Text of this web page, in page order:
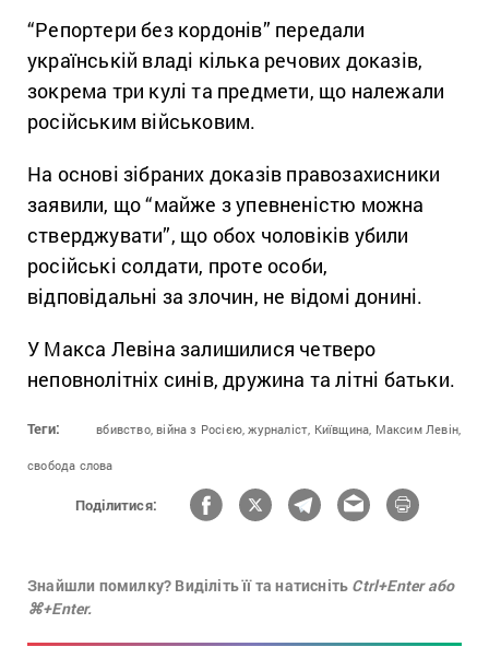
“Репортери без кордонів” передали
українській владі кілька речових доказів,
зокрема три кулі та предмети, що належали
російським військовим.
На основі зібраних доказів правозахисники
заявили, що “майже з упевненістю можна
стверджувати”, що обох чоловіків убили
російські солдати, проте особи,
відповідальні за злочин, не відомі донині.
У Макса Левіна залишилися четверо
неповнолітніх синів, дружина та літні батьки.
Теги: вбивство, війна з Росією, журналіст, Київщина, Максим Левін,
свобода слова
Поділитися:
Знайшли помилку? Виділіть її та натисніть Ctrl+Enter або
⌘+Enter.